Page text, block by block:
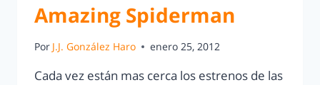
Amazing Spiderman
Por J.J. González Haro enero 25, 2012
Cada vez están mas cerca los estrenos de las